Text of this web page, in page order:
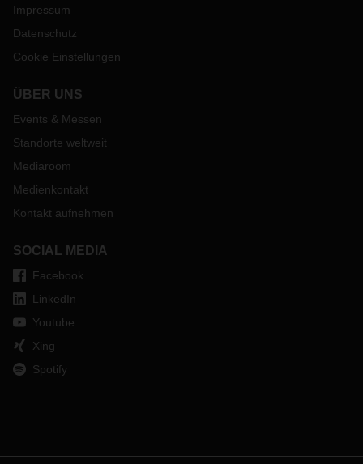
Impressum
Datenschutz
Cookie Einstellungen
ÜBER UNS
Events & Messen
Standorte weltweit
Mediaroom
Medienkontakt
Kontakt aufnehmen
SOCIAL MEDIA
Facebook
LinkedIn
Youtube
Xing
Spotify